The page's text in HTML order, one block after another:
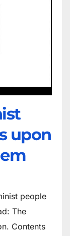
upon
people
The
Contents